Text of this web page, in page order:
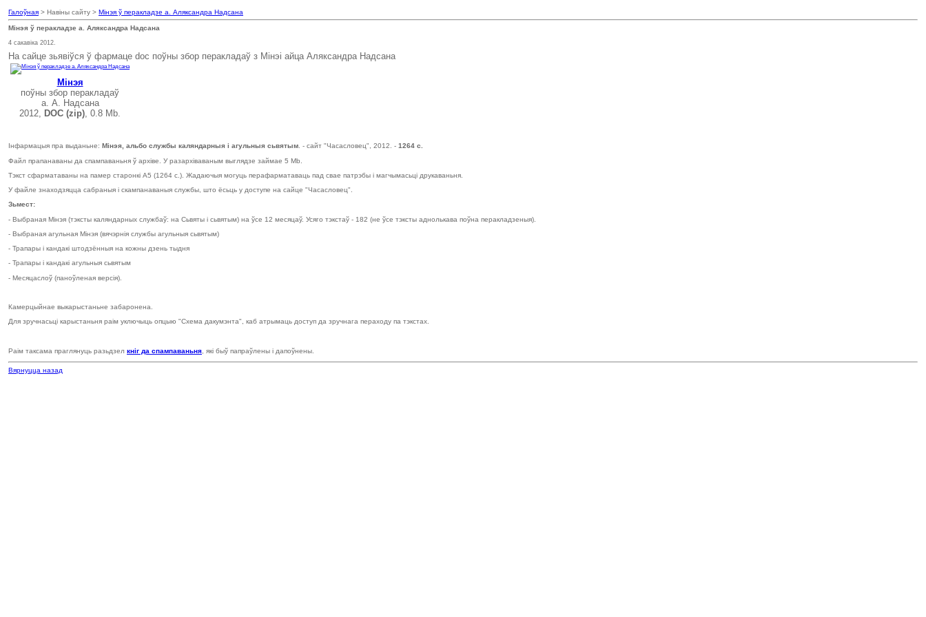
Галоўная > Навіны сайту > Мінэя ў перакладзе а. Аляксандра Надсана
Мінэя ў перакладзе а. Аляксандра Надсана
4 сакавіка 2012.
На сайце зьявіўся ў фармаце doc поўны збор перакладаў з Мінэі айца Аляксандра Надсана
Мінэя
поўны збор перакладаў
а. А. Надсана
2012, DOC (zip), 0.8 Мb.
Інфармацыя пра выданьне: Мінэя, альбо службы каляндарныя і агульныя сьвятым. - сайт "Часасловец", 2012. - 1264 с.
Файл прапанаваны да спампаваньня ў архіве. У разархіваваным выглядзе займае 5 Mb.
Тэкст сфарматаваны на памер старонкі A5 (1264 с.). Жадаючыя могуць перафарматаваць пад свае патрэбы і магчымасьці друкаваньня.
У файле знаходзяцца сабраныя і скампанаваныя службы, што ёсьць у доступе на сайце "Часасловец".
Зьмест:
- Выбраная Мінэя (тэксты каляндарных службаў: на Сьвяты і сьвятым) на ўсе 12 месяцаў. Усяго тэкстаў - 182 (не ўсе тэксты аднолькава поўна перакладзеныя).
- Выбраная агульная Мінэя (вячэрнія службы агульныя сьвятым)
- Трапары і кандакі штодзённыя на кожны дзень тыдня
- Трапары і кандакі агульныя сьвятым
- Месяцаслоў (паноўленая версія).
Камерцыйнае выкарыстаньне забаронена.
Для зручнасьці карыстаньня раім уключыць опцыю "Схема дакумэнта", каб атрымаць доступ да зручнага пераходу па тэкстах.
Раім таксама праглянуць разьдзел кніг да спампаваньня , які быў папраўлены і дапоўнены.
Вярнуцца назад